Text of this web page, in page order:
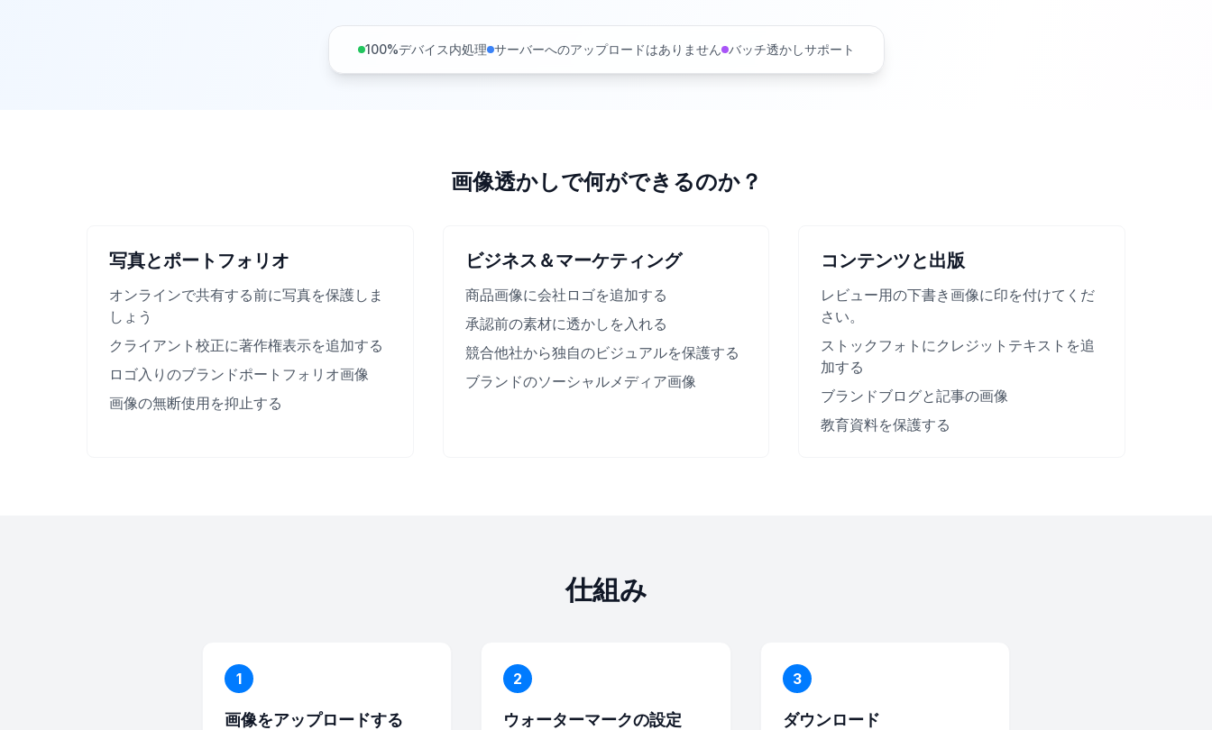
100%デバイス内処理 サーバーへのアップロードはありません バッチ透かしサポート
画像透かしで何ができるのか？
写真とポートフォリオ
オンラインで共有する前に写真を保護しま
しょう
クライアント校正に著作権表示を追加する
ロゴ入りのブランドポートフォリオ画像
画像の無断使用を抑止する
ビジネス＆マーケティング
商品画像に会社ロゴを追加する
承認前の素材に透かしを入れる
競合他社から独自のビジュアルを保護する
ブランドのソーシャルメディア画像
コンテンツと出版
レビュー用の下書き画像に印を付けてくだ
さい。
ストックフォトにクレジットテキストを追
加する
ブランドブログと記事の画像
教育資料を保護する
仕組み
1
画像をアップロードする
2
ウォーターマークの設定
3
ダウンロード